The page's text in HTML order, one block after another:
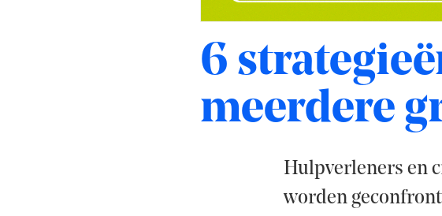
6
meerdere
Hulpverleners en
worden